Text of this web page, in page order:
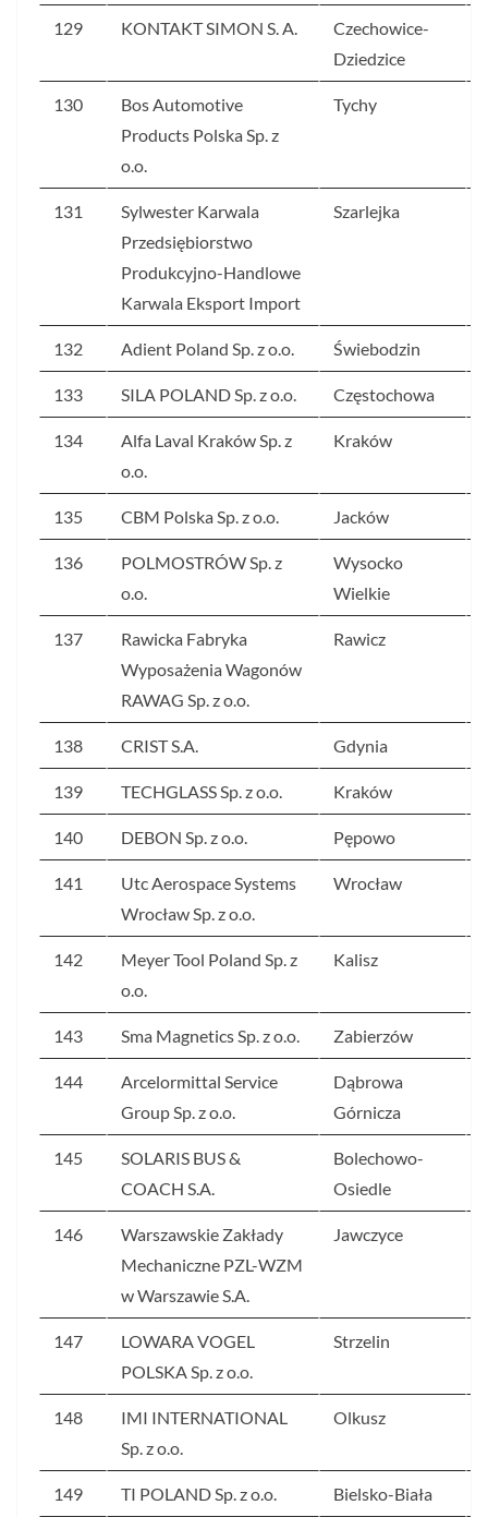
129 KONTAKT SIMON S. A.
Czechowice-
Dziedzice
130
Bos Automotive
Products Polska Sp. z
o.o.
Tychy
131
Sylwester Karwala
Przedsiębiorstwo
Produkcyjno-Handlowe
Karwala Eksport Import
Szarlejka
132 Adient Poland Sp. z o.o. Świebodzin
133 SILA POLAND Sp. z o.o. Częstochowa
134
Alfa Laval Kraków Sp. z
o.o.
Kraków
135 CBM Polska Sp. z o.o. Jacków
136
POLMOSTRÓW Sp. z
o.o.
Wysocko
Wielkie
137
Rawicka Fabryka
Wyposażenia Wagonów
RAWAG Sp. z o.o.
Rawicz
138 CRIST S.A. Gdynia
139 TECHGLASS Sp. z o.o. Kraków
140 DEBON Sp. z o.o. Pępowo
141
Utc Aerospace Systems
Wrocław Sp. z o.o.
Wrocław
142
Meyer Tool Poland Sp. z
o.o.
Kalisz
143 Sma Magnetics Sp. z o.o. Zabierzów
144
Arcelormittal Service
Group Sp. z o.o.
Dąbrowa
Górnicza
145
SOLARIS BUS &
COACH S.A.
Bolechowo-
Osiedle
146
Warszawskie Zakłady
Mechaniczne PZL-WZM
w Warszawie S.A.
Jawczyce
147
LOWARA VOGEL
POLSKA Sp. z o.o.
Strzelin
148
IMI INTERNATIONAL
Sp. z o.o.
Olkusz
149 TI POLAND Sp. z o.o. Bielsko-Biała